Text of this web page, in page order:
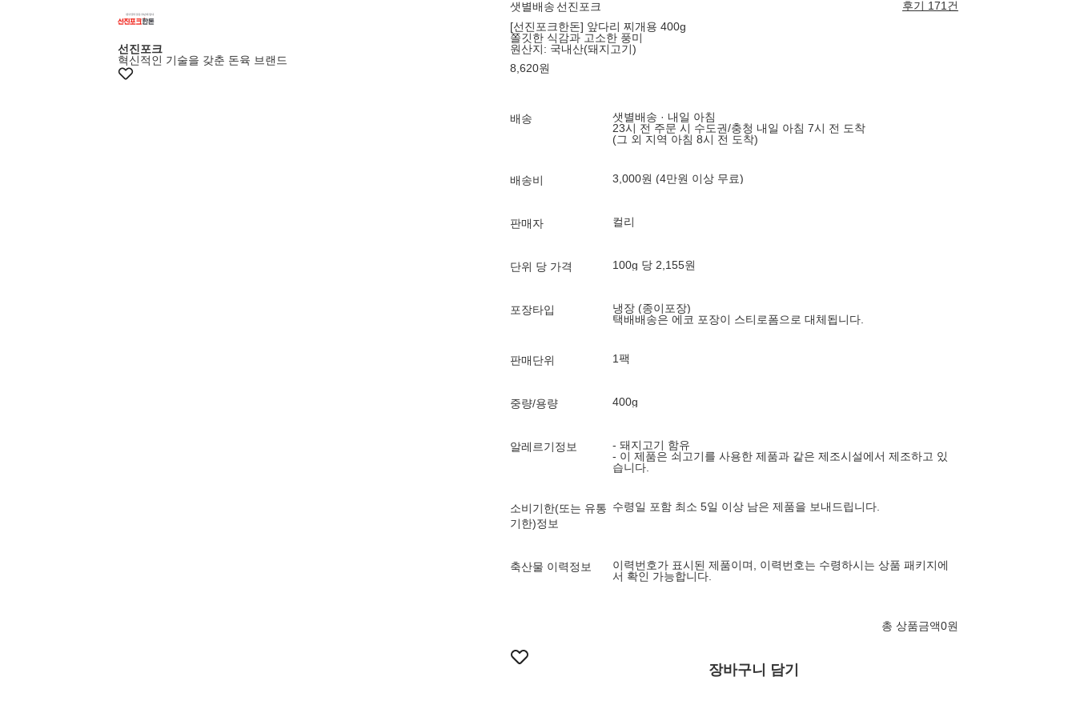
선진포크
혁신적인 기술을 갖춘 돈육 브랜드
샛별배송 선진포크
후기 171건
[선진포크한돈] 앞다리 찌개용 400g
쫄깃한 식감과 고소한 풍미
원산지: 국내산(돼지고기)
8,620원
배송
샛별배송 · 내일 아침
23시 전 주문 시 수도권/충청 내일 아침 7시 전 도착
(그 외 지역 아침 8시 전 도착)
배송비 3,000원 (4만원 이상 무료)
판매자 컬리
단위 당 가격 100g 당 2,155원
포장타입
냉장 (종이포장)
택배배송은 에코 포장이 스티로폼으로 대체됩니다.
판매단위 1팩
중량/용량 400g
알레르기정보
- 돼지고기 함유
- 이 제품은 쇠고기를 사용한 제품과 같은 제조시설에서 제조하고 있
습니다.
소비기한(또는 유통
기한)정보
수령일 포함 최소 5일 이상 남은 제품을 보내드립니다.
축산물 이력정보
이력번호가 표시된 제품이며, 이력번호는 수령하시는 상품 패키지에
서 확인 가능합니다.
총 상품금액0원
장바구니 담기